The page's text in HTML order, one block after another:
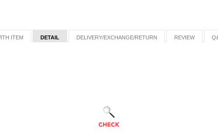
ITEM DETAIL DELIVERY/EXCHANGE/RETURN REVIEW